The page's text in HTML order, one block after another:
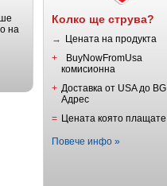
на
Колко ще струва?
→
Цената на продукта
+
BuyNowFromUsa
комисионна
+ Доставка от USA до BG
Адрес
= Цената която плащате
Повече инфо »